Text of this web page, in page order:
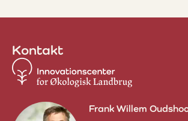
Kontakt
Frank Willem